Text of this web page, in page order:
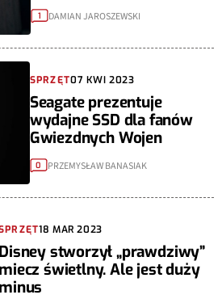
1 DAMIAN JAROSZEWSKI
SPRZĘT07 KWI 2023
Seagate prezentuje
wydajne SSD dla fanów
Gwiezdnych Wojen
0 PRZEMYSŁAW BANASIAK
18 MAR 2023
Disney stworzył „prawdziwy”
miecz świetlny. Ale jest duży
minus